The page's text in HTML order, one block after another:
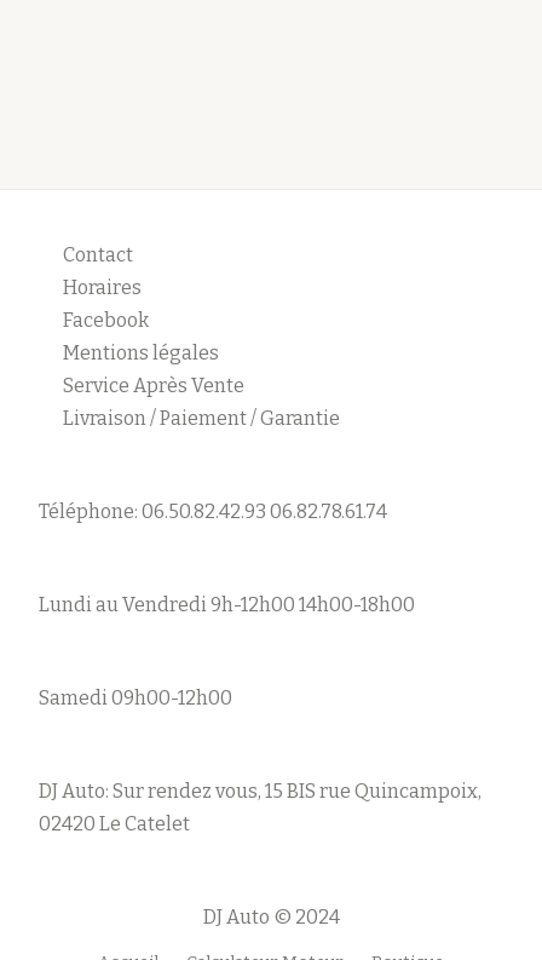
Contact
Horaires
Facebook
Mentions légales
Service Après Vente
Livraison / Paiement / Garantie
Téléphone: 06.50.82.42.93 06.82.78.61.74
Lundi au Vendredi 9h-12h00 14h00-18h00
Samedi 09h00-12h00
DJ Auto: Sur rendez vous, 15 BIS rue Quincampoix,
02420 Le Catelet
DJ Auto © 2024